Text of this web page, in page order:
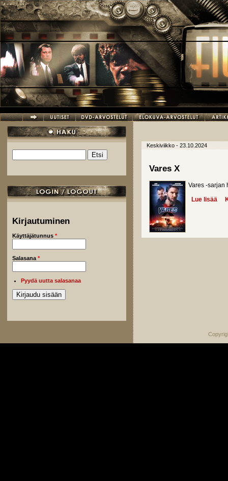
Hyppää pääsisältöön
Hakulomake
Kirjautuminen
Käyttäjätunnus *
Salasana *
Pyydä uutta salasanaa
Keskiviikko - 23.10.2024
Vares X
Vares -sarjan
Lue lisää